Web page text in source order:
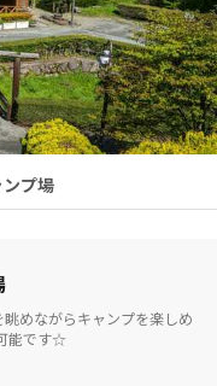
プ場
めながらキャンプを楽しめ
能です☆